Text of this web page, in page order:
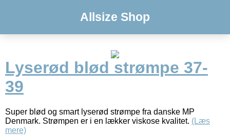
Allsize Shop
Lyserød blød strømpe 37-
39
Super blød og smart lyserød strømpe fra danske MP
Denmark. Strømpen er i en lækker viskose kvalitet. (Læs
mere)